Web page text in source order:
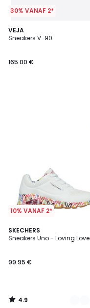
30% VANAF 2*
VEJA
Sneakers V-90
165.00 €
10% VANAF 2*
SKECHERS
Sneakers Uno - Loving Love
99.95 €
4.9
/ 5
3
Kleuren
4.9
/